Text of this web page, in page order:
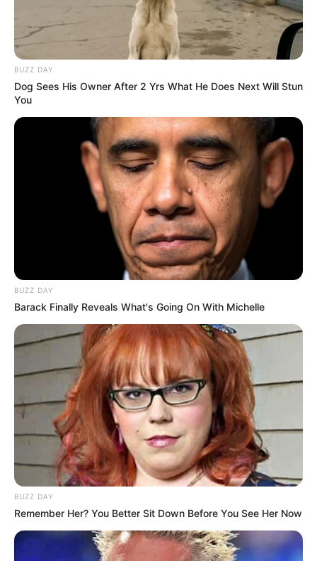
BUZZ DAY
Dog Sees His Owner After 2 Yrs What He Does Next Will Stun
You
BUZZ DAY
Barack Finally Reveals What's Going On With Michelle
BUZZ DAY
Remember Her? You Better Sit Down Before You See Her Now